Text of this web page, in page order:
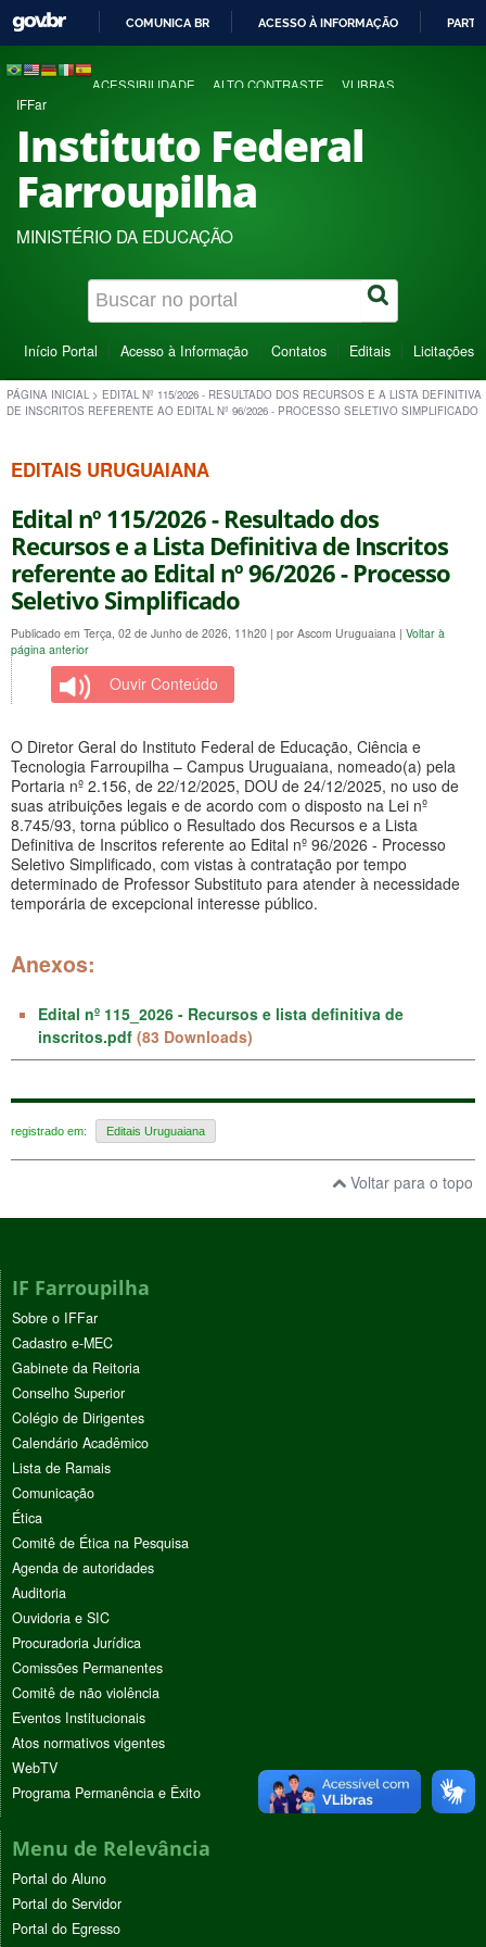
COMUNICA BR ACESSO À INFORMAÇÃO
ACESSIBILIDADE ALTO CONTRASTE VLIBRAS
IFFar
Instituto Federal
Farroupilha
MINISTÉRIO DA EDUCAÇÃO
Início Portal Acesso à Informação Contatos Editais Licitações
PÁGINA INICIAL > EDITAL Nº 115/2026 - RESULTADO DOS RECURSOS E A LISTA DEFINITIVA
DE INSCRITOS REFERENTE AO EDITAL Nº 96/2026 - PROCESSO SELETIVO SIMPLIFICADO
EDITAIS URUGUAIANA
Edital nº 115/2026 - Resultado dos
Recursos e a Lista Definitiva de Inscritos
referente ao Edital nº 96/2026 - Processo
Seletivo Simplificado
Publicado em Terça, 02 de Junho de 2026, 11h20 | por Ascom Uruguaiana | Voltar à
página anterior
Ouvir Conteúdo
O Diretor Geral do Instituto Federal de Educação, Ciência e
Tecnologia Farroupilha – Campus Uruguaiana, nomeado(a) pela
Portaria nº 2.156, de 22/12/2025, DOU de 24/12/2025, no uso de
suas atribuições legais e de acordo com o disposto na Lei nº
8.745/93, torna público o Resultado dos Recursos e a Lista
Definitiva de Inscritos referente ao Edital nº 96/2026 - Processo
Seletivo Simplificado, com vistas à contratação por tempo
determinado de Professor Substituto para atender à necessidade
temporária de excepcional interesse público.
Anexos:
Edital nº 115_2026 - Recursos e lista definitiva de
inscritos.pdf (83 Downloads)
registrado em: Editais Uruguaiana
Voltar para o topo
IF Farroupilha
Sobre o IFFar
Cadastro e-MEC
Gabinete da Reitoria
Conselho Superior
Colégio de Dirigentes
Calendário Acadêmico
Lista de Ramais
Comunicação
Ética
Comitê de Ética na Pesquisa
Agenda de autoridades
Auditoria
Ouvidoria e SIC
Procuradoria Jurídica
Comissões Permanentes
Comitê de não violência
Eventos Institucionais
Atos normativos vigentes
WebTV
Programa Permanência e Êxito
Menu de Relevância
Portal do Aluno
Portal do Servidor
Portal do Egresso